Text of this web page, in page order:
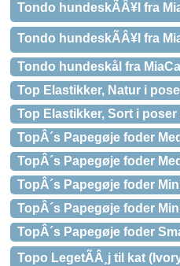
Tondo hundeskÃÂ¥l fra
Tondo hundeskÃÂ¥l fra
Tondo hundeskål fra
Top Elastikker, Natur i
Top Elastikker, Sort i poser
TopÂ´s Papegøje foder
TopÂ´s Papegøje foder
TopÂ´s Papegøje foder
TopÂ´s Papegøje foder
TopÂ´s Papegøje foder
Topo LegetÃÂ¸j til kat